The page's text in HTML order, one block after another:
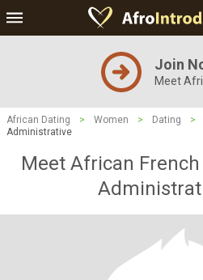
Join
Meet
African Dating > Women > Dating >
Administrative
Meet African